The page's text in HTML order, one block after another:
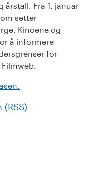
Fra 1. januar
setter
Kinoene og
å informere
for